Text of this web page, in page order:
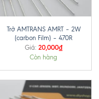
Trở AMTRANS AMRT – 2W
(carbon Film) – 470R
Giá: 20,000₫
Còn hàng